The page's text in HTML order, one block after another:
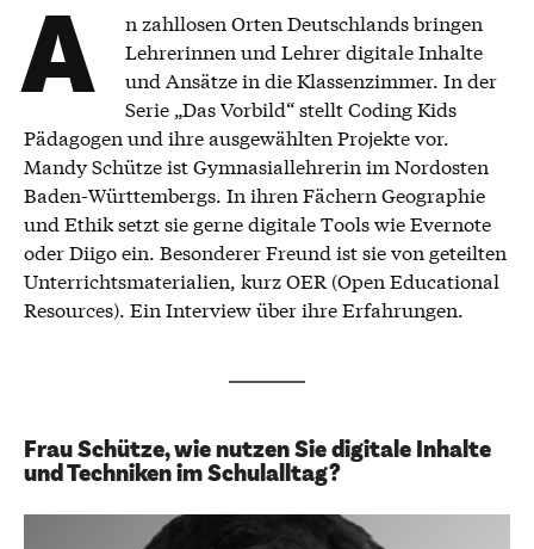
A
n zahllosen Orten Deutschlands bringen
Lehrerinnen und Lehrer digitale Inhalte
und Ansätze in die Klassenzimmer. In der
Serie „Das Vorbild“ stellt Coding Kids
Pädagogen und ihre ausgewählten Projekte vor.
Mandy Schütze ist Gymnasiallehrerin im Nordosten
Baden-Württembergs. In ihren Fächern Geographie
und Ethik setzt sie gerne digitale Tools wie Evernote
oder Diigo ein. Besonderer Freund ist sie von geteilten
Unterrichtsmaterialien, kurz OER (Open Educational
Resources). Ein Interview über ihre Erfahrungen.
Frau Schütze, wie nutzen Sie digitale Inhalte
und Techniken im Schulalltag?